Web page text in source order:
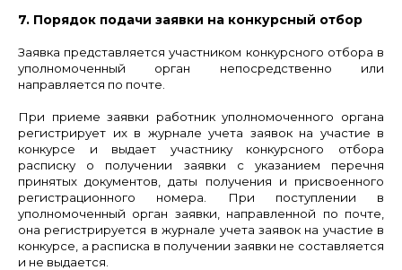
7. Порядок подачи заявки на конкурсный отбор
Заявка представляется участником конкурсного отбора в
уполномоченный орган непосредственно или
направляется по почте.
При приеме заявки работник уполномоченного органа
регистрирует их в журнале учета заявок на участие в
конкурсе и выдает участнику конкурсного отбора
расписку о получении заявки с указанием перечня
принятых документов, даты получения и присвоенного
регистрационного номера. При поступлении в
уполномоченный орган заявки, направленной по почте,
она регистрируется в журнале учета заявок на участие в
конкурсе, а расписка в получении заявки не составляется
и не выдается.